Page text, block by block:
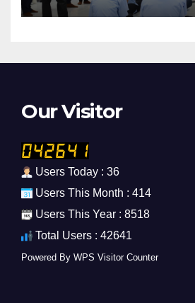
Our Visitor
Users Today : 36
Users This Month : 414
Users This Year : 8518
Total Users : 42641
Powered By WPS Visitor Counter